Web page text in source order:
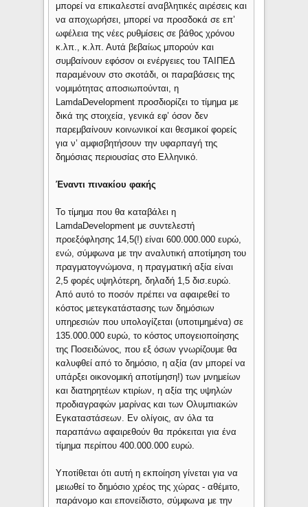
μπορεί να επικαλεστεί αναβλητικές αιρέσεις και
να αποχωρήσει, μπορεί να προσδοκά σε επ’
ωφέλεια της νέες ρυθμίσεις σε βάθος χρόνου
κ.λπ., κ.λπ. Αυτά βεβαίως μπορούν και
συμβαίνουν εφόσον οι ενέργειες του ΤΑΙΠΕΔ
παραμένουν στο σκοτάδι, οι παραβάσεις της
νομιμότητας αποσιωπούνται, η
LamdaDevelopment προσδιορίζει το τίμημα με
δικά της στοιχεία, γενικά εφ’ όσον δεν
παρεμβαίνουν κοινωνικοί και θεσμικοί φορείς
για ν’ αμφισβητήσουν την υφαρπαγή της
δημόσιας περιουσίας στο Ελληνικό.
Έναντι πινακίου φακής
Το τίμημα που θα καταβάλει η
LamdaDevelopment με συντελεστή
προεξόφλησης 14,5(!) είναι 600.000.000 ευρώ,
ενώ, σύμφωνα με την αναλυτική αποτίμηση του
πραγματογνώμονα, η πραγματική αξία είναι
2,5 φορές υψηλότερη, δηλαδή 1,5 δισ.ευρώ.
Από αυτό το ποσόν πρέπει να αφαιρεθεί το
κόστος μετεγκατάστασης των δημόσιων
υπηρεσιών που υπολογίζεται (υποτιμημένα) σε
135.000.000 ευρώ, το κόστος υπογειοποίησης
της Ποσειδώνος, που εξ όσων γνωρίζουμε θα
καλυφθεί από το δημόσιο, η αξία (αν μπορεί να
υπάρξει οικονομική αποτίμηση!) των μνημείων
και διατηρητέων κτιρίων, η αξία της υψηλών
προδιαγραφών μαρίνας και των Ολυμπιακών
Εγκαταστάσεων. Εν ολίγοις, αν όλα τα
παραπάνω αφαιρεθούν θα πρόκειται για ένα
τίμημα περίπου 400.000.000 ευρώ.
Υποτίθεται ότι αυτή η εκποίηση γίνεται για να
μειωθεί το δημόσιο χρέος της χώρας - αθέμιτο,
παράνομο και επονείδιστο, σύμφωνα με την